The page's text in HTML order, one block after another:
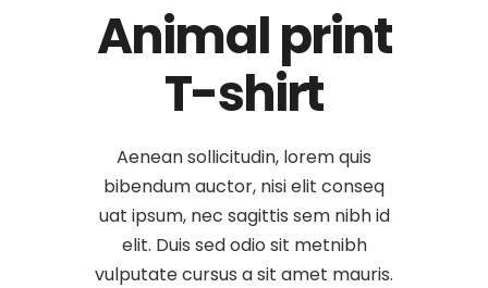
Animal print
T-shirt
Aenean sollicitudin, lorem quis
bibendum auctor, nisi elit conseq
uat ipsum, nec sagittis sem nibh id
elit. Duis sed odio sit metnibh
vulputate cursus a sit amet mauris.